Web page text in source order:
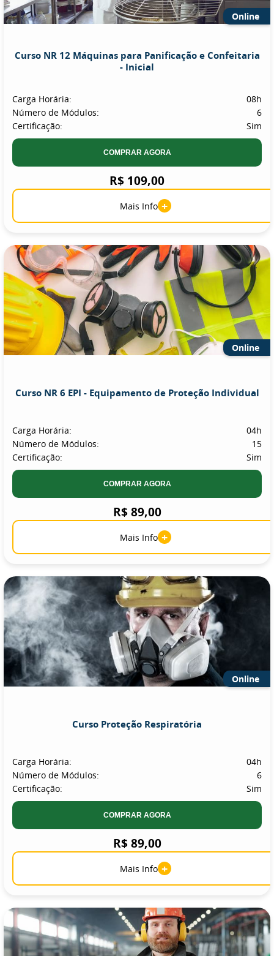
Online
Curso NR 12 Máquinas para Panificação e Confeitaria
- Inicial
Carga Horária:
08h
Número de Módulos:
6
Certificação:
Sim
COMPRAR AGORA
R$ 109,00
Mais Info +
Online
Curso NR 6 EPI - Equipamento de Proteção Individual
Carga Horária:
04h
Número de Módulos:
15
Certificação:
Sim
COMPRAR AGORA
R$ 89,00
Mais Info +
Online
Curso Proteção Respiratória
Carga Horária:
04h
Número de Módulos:
6
Certificação:
Sim
COMPRAR AGORA
R$ 89,00
Mais Info +